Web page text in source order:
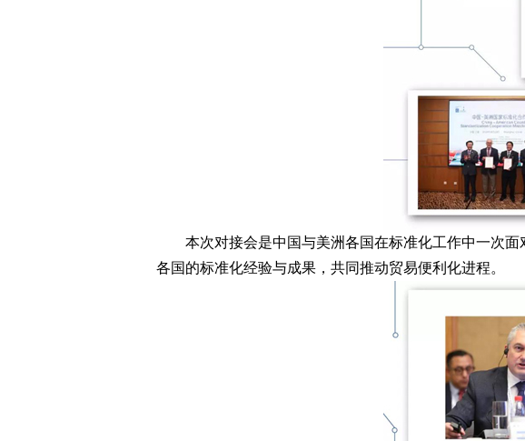
本次对接会是中国与美洲各国在标准化工作中一次面
各国的标准化经验与成果，共同推动贸易便利化进程。